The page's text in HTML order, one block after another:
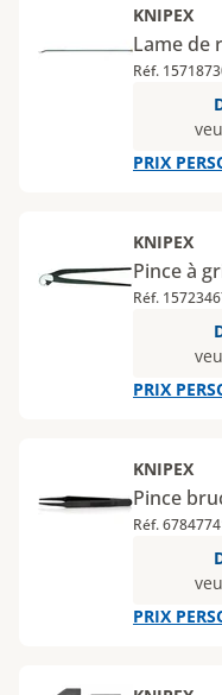
KNIPEX
Lame de
Réf.
PRIX
KNIPEX
Pince à
Réf.
PRIX
KNIPEX
Pince
Réf.
PRIX